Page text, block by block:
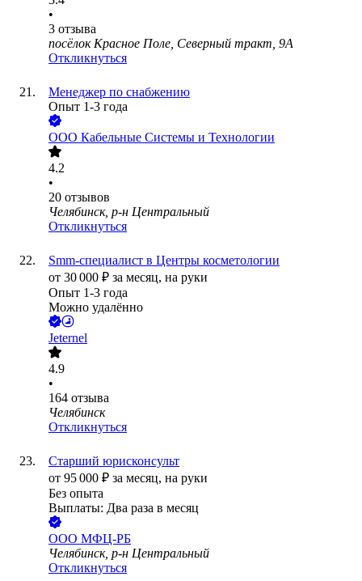
•
3 отзыва
посёлок Красное Поле, Северный тракт, 9А
Откликнуться
Менеджер по снабжению
Опыт 1-3 года
ООО Кабельные Системы и Технологии
4.2
•
20 отзывов
Челябинск, р-н Центральный
Откликнуться
Smm-специалист в Центры косметологии
от 30 000 ₽ за месяц, на руки
Опыт 1-3 года
Можно удалённо
Jeternel
4.9
•
164 отзыва
Челябинск
Откликнуться
Старший юрисконсульт
от 95 000 ₽ за месяц, на руки
Без опыта
Выплаты: Два раза в месяц
ООО МФЦ-РБ
Челябинск, р-н Центральный
Откликнуться